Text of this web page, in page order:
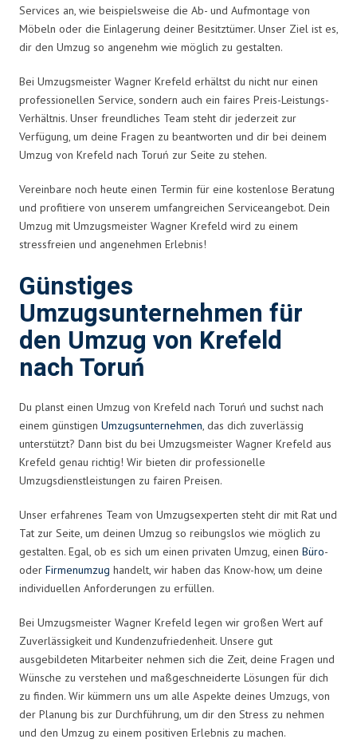
Services an, wie beispielsweise die Ab- und Aufmontage von
Möbeln oder die Einlagerung deiner Besitztümer. Unser Ziel ist es,
dir den Umzug so angenehm wie möglich zu gestalten.
Bei Umzugsmeister Wagner Krefeld erhältst du nicht nur einen
professionellen Service, sondern auch ein faires Preis-Leistungs-
Verhältnis. Unser freundliches Team steht dir jederzeit zur
Verfügung, um deine Fragen zu beantworten und dir bei deinem
Umzug von Krefeld nach Toruń zur Seite zu stehen.
Vereinbare noch heute einen Termin für eine kostenlose Beratung
und profitiere von unserem umfangreichen Serviceangebot. Dein
Umzug mit Umzugsmeister Wagner Krefeld wird zu einem
stressfreien und angenehmen Erlebnis!
Günstiges
Umzugsunternehmen für
den Umzug von Krefeld
nach Toruń
Du planst einen Umzug von Krefeld nach Toruń und suchst nach
einem günstigen Umzugsunternehmen, das dich zuverlässig
unterstützt? Dann bist du bei Umzugsmeister Wagner Krefeld aus
Krefeld genau richtig! Wir bieten dir professionelle
Umzugsdienstleistungen zu fairen Preisen.
Unser erfahrenes Team von Umzugsexperten steht dir mit Rat und
Tat zur Seite, um deinen Umzug so reibungslos wie möglich zu
gestalten. Egal, ob es sich um einen privaten Umzug, einen Büro-
oder Firmenumzug handelt, wir haben das Know-how, um deine
individuellen Anforderungen zu erfüllen.
Bei Umzugsmeister Wagner Krefeld legen wir großen Wert auf
Zuverlässigkeit und Kundenzufriedenheit. Unsere gut
ausgebildeten Mitarbeiter nehmen sich die Zeit, deine Fragen und
Wünsche zu verstehen und maßgeschneiderte Lösungen für dich
zu finden. Wir kümmern uns um alle Aspekte deines Umzugs, von
der Planung bis zur Durchführung, um dir den Stress zu nehmen
und den Umzug zu einem positiven Erlebnis zu machen.